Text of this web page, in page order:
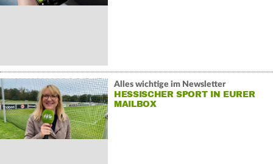
Alles wichtige im Newsletter
HESSISCHER SPORT IN EURER
MAILBOX